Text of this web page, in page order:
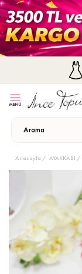
Anasayfa AYAKKABI